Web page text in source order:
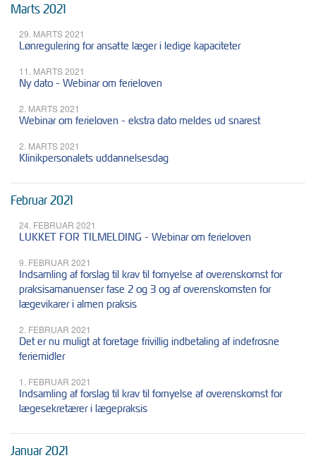
Marts 2021
29. MARTS 2021
Lønregulering for ansatte læger i ledige kapaciteter
11. MARTS 2021
Ny dato - Webinar om ferieloven
2. MARTS 2021
Webinar om ferieloven - ekstra dato meldes ud snarest
2. MARTS 2021
Klinikpersonalets uddannelsesdag
Februar 2021
24. FEBRUAR 2021
LUKKET FOR TILMELDING - Webinar om ferieloven
9. FEBRUAR 2021
Indsamling af forslag til krav til fornyelse af overenskomst for
praksisamanuenser fase 2 og 3 og af overenskomsten for
lægevikarer i almen praksis
2. FEBRUAR 2021
Det er nu muligt at foretage frivillig indbetaling af indefrosne
feriemidler
1. FEBRUAR 2021
Indsamling af forslag til krav til fornyelse af overenskomst for
lægesekretærer i lægepraksis
Januar 2021